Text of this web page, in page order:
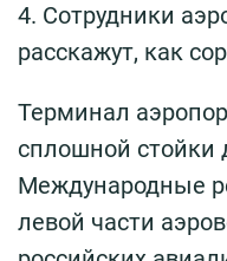
4. Сотрудники
расскажут, как
Терминал
сплошной стойки
Международные
левой части